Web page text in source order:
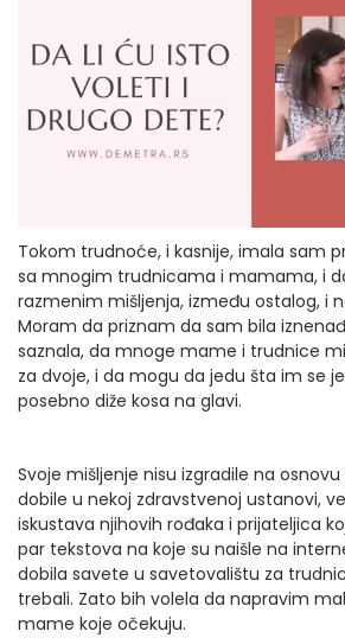
Tokom trudnoće, i kasnije, imala sam
sa mnogim trudnicama i mamama, i
razmenim mišljenja, između ostalog, i
Moram da priznam da sam bila
saznala, da mnoge mame i trudnice
za dvoje, i da mogu da jedu šta im se
posebno diže kosa na glavi.
Svoje mišljenje nisu izgradile na
dobile u nekoj zdravstvenoj ustanovi,
iskustava njihovih rođaka i prijateljica
par tekstova na koje su naišle na
dobila savete u savetovalištu za
trebali. Zato bih volela da napravim
mame koje očekuju.